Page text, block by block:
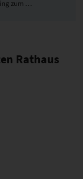
zum …
Rathaus